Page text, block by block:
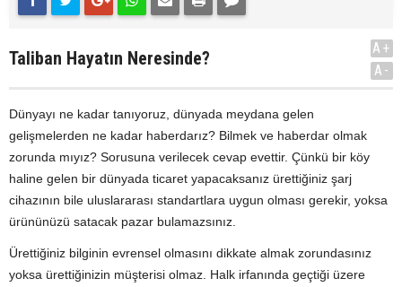
Taliban Hayatın Neresinde?
A+
A-
Dünyayı ne kadar tanıyoruz, dünyada meydana gelen
gelişmelerden ne kadar haberdarız? Bilmek ve haberdar olmak
zorunda mıyız? Sorusuna verilecek cevap evettir. Çünkü bir köy
haline gelen bir dünyada ticaret yapacaksanız ürettiğiniz şarj
cihazının bile uluslararası standartlara uygun olması gerekir, yoksa
ürününüzü satacak pazar bulamazsınız.
Ürettiğiniz bilginin evrensel olmasını dikkate almak zorundasınız
yoksa ürettiğinizin müşterisi olmaz. Halk irfanında geçtiği üzere